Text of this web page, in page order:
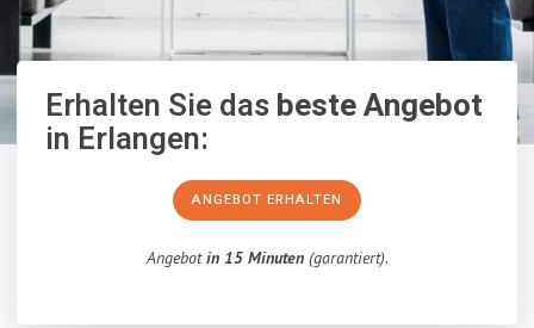
Erhalten Sie dasbeste Angebot
in Erlangen:
ANGEBOT ERHALTEN
Angebotin 15 Minuten(garantiert).